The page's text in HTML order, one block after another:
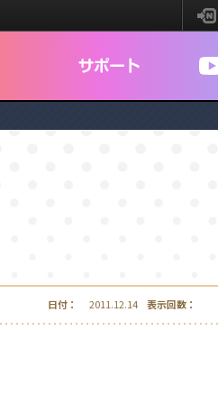
日付： 2011.12.14 表示回数：